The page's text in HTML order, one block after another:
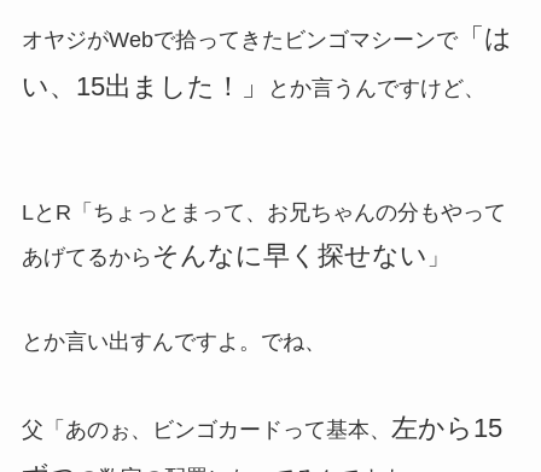
オヤジがWebで拾ってきたビンゴマシーンで「は
い、15出ました！」
とか言うんですけど、
LとR「ちょっとまって、お兄ちゃんの分もやって
あげてるから そんなに早く探せない 」
とか言い出すんですよ。でね、
父「あのぉ、ビンゴカードって基本、 左から15